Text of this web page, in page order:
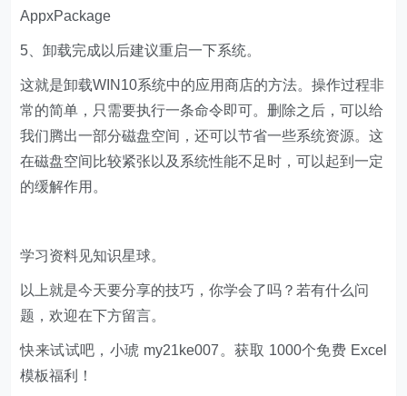
AppxPackage
5、卸载完成以后建议重启一下系统。
这就是卸载WIN10系统中的应用商店的方法。操作过程非
常的简单，只需要执行一条命令即可。删除之后，可以给
我们腾出一部分磁盘空间，还可以节省一些系统资源。这
在磁盘空间比较紧张以及系统性能不足时，可以起到一定
的缓解作用。
学习资料见知识星球。
以上就是今天要分享的技巧，你学会了吗？若有什么问
题，欢迎在下方留言。
快来试试吧，小琥 my21ke007。获取 1000个免费 Excel
模板福利​​​​！